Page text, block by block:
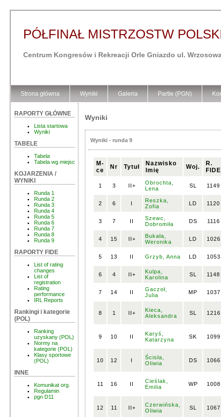
PÓŁFINAŁ MISTRZOSTW
Centrum Kongresów i Rekreacji Orle Gniazdo ul.
Strona główna Wyniki Galeria Partie (PGN)
RAPORTY GŁÓWNE
Lista startowa
Wyniki
TABELE
Tabela
Tabela wg miejsc
KOJARZENIA /
WYNIKI
Runda 1
Runda 2
Runda 3
Runda 4
Runda 5
Runda 6
Runda 7
Runda 8
Runda 9
RAPORTY FIDE
List of rating
changes
List of
registration
Rating
performance
IRL Reports
Rankingi i kategorie
(POL)
Ranking
uzyskany (POL)
Normy na
kategorie (POL)
Klasy sportowe
(POL)
INNE
Komunikat org.
Regulamin
pgn D11
Wyniki
Wyniki - runda 9
M-
ce
Nr Tytuł
Nazwisko
Imię
Woj.
R.
FIDE
1 3 II+
Obrochta,
Lena
SL 1149
2 6 I
Reszka,
Zofia
LD 1120
3 7 II
Szewc,
Dobromiła
DS 1116
4 15 II+
Bukała,
Weronika
LD 1026
5 13 II Grzyb, Anna LD 1053
6 4 II+
Kulpa,
Karolina
SL 1148
7 14 II
Gaczoł,
Julia
MP 1037
8 1 II+
Kieca,
Aleksandra
SL 1216
9 10 II
Karyś,
Katarzyna
SK 1099
10 12 I
Ścisła,
Oliwia
DS 1066
11 16 II
Cieślak,
Emilia
WP 1008
12 11 II+
Czerwińska,
Oliwia
SL 1067